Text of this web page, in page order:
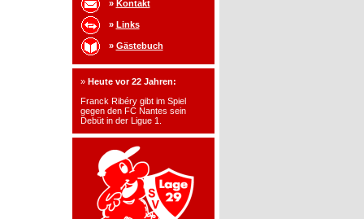
» Kontakt
» Links
» Gästebuch
» Heute vor 22 Jahren:
Franck Ribéry gibt im Spiel
gegen den FC Nantes sein
Debüt in der Ligue 1.